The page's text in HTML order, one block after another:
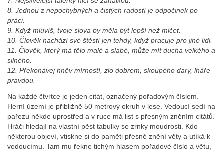
8. Jednou z nepochybných a čistých radostí je odpočinek po
práci.
9. Když mluvíš, tvoje slova by měla být lepší než mlčet.
10. Člověk nachází své štěstí jen tehdy, když pracuje pro jiné lidi.
11. Člověk, který má tělo malé a slabé, může mít ducha velkého a
silného.
12. Překonávej hněv mírností, zlo dobrem, skoupého dary, lháře
pravdou.
Na každé čtvrtce je jeden citát, označený pořadovým číslem.
Herní území je přibližně 50 metrový okruh v lese. Vedoucí sedí na
pařezu někde uprostřed a v ruce má list s přesným zněním citátů.
Hráči hledají na vlastní pěst tabulky se zrnky moudrosti. Kdo
některou objeví, vtiskne si do paměti přesné znění věty a utíká k
vedoucímu. Tam mu řekne tichým hlasem pořadové číslo a větu,